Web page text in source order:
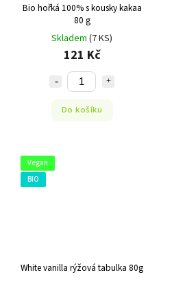
Bio hořká 100% s kousky kakaa
80 g
Skladem (7 KS)
121 Kč
Do košíku
Vegan
BIO
White vanilla rýžová tabulka 80g